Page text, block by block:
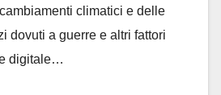
climatici e delle
dovuti a guerre e altri fattori
digitale…